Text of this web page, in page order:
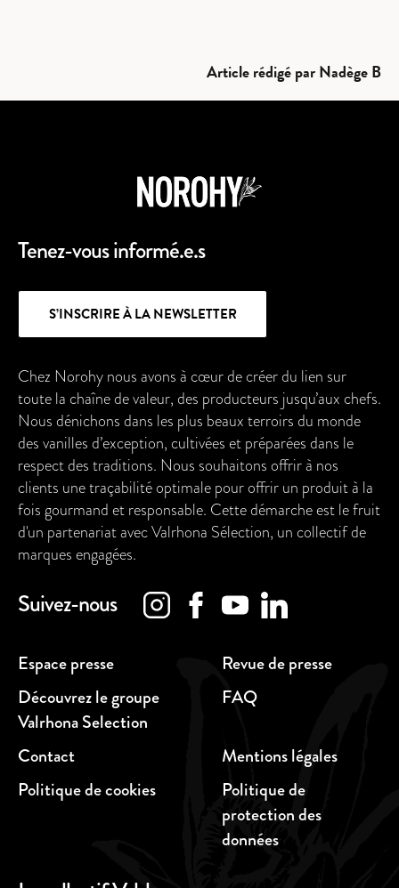
Article rédigé par Nadège B
Chez Norohy nous avons à cœur de créer du lien sur
toute la chaîne de valeur, des producteurs jusqu’aux chefs.
Nous dénichons dans les plus beaux terroirs du monde
des vanilles d’exception, cultivées et préparées dans le
respect des traditions. Nous souhaitons offrir à nos
clients une traçabilité optimale pour offrir un produit à la
fois gourmand et responsable. Cette démarche est le fruit
d'un partenariat avec Valrhona Sélection, un collectif de
marques engagées.
Espace presse
Revue de presse
Découvrez le groupe
Valrhona Selection
FAQ
Contact
Mentions légales
Politique de cookies
Politique de
protection des
données
Suivez-nous
Tenez-vous informé.e.s
S’INSCRIRE À LA NEWSLETTER